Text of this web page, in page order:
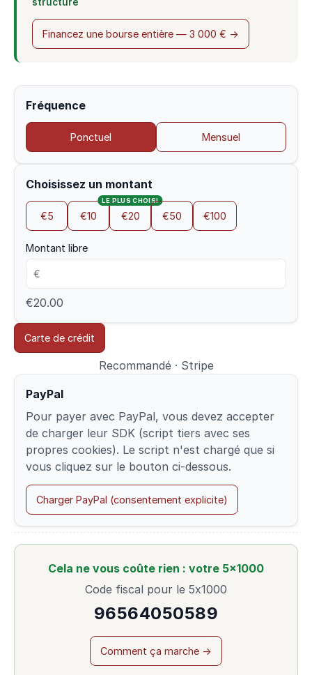
Financez une bourse entière — 3 000 € →
Fréquence
Ponctuel Mensuel
Choisissez un montant
€5 €10 €20
LE PLUS CHOISI
€50 €100
Montant libre
€20.00
Carte de crédit
Recommandé · Stripe
PayPal
Pour payer avec PayPal, vous devez accepter
de charger leur SDK (script tiers avec ses
propres cookies). Le script n'est chargé que si
vous cliquez sur le bouton ci-dessous.
Charger PayPal (consentement explicite)
Cela ne vous coûte rien : votre 5×1000
Code fiscal pour le 5x1000
96564050589
Comment ça marche →